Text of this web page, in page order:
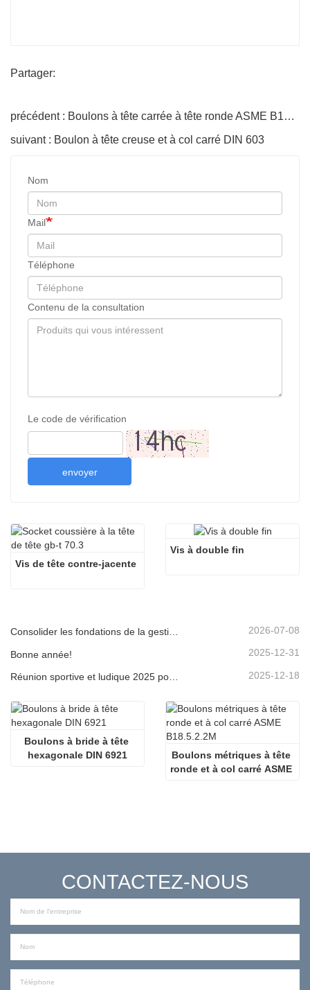
Partager:
précédent : Boulons à tête carrée à tête ronde ASME B18.5.2.2M
suivant : Boulon à tête creuse et à col carré DIN 603
Nom
Mail
Téléphone
Contenu de la consultation
Le code de vérification
envoyer
Vis de tête contre-jacente
Vis à double fin
Consolider les fondations de la gestion, viser un progrès axé sur la qualité | L'entreprise tient la réunion de clôture pour les quatre grands systèmes de gestion 2026 2026-07-08
Bonne année! 2025-12-31
2025-12-18
Boulons à bride à tête
hexagonale DIN 6921
Boulons métriques à tête
ronde et à col carré ASME
CONTACTEZ-NOUS